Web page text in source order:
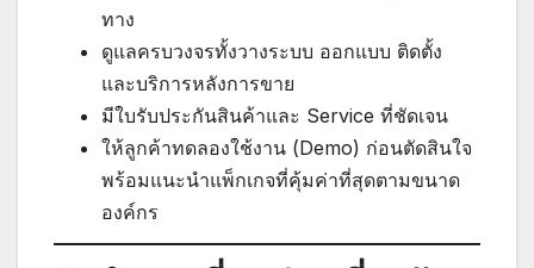
ทาง
ดูแลครบวงจรทั้งวางระบบ ออกแบบ ติดตั้ง
และบริการหลังการขาย
มีใบรับประกันสินค้าและ Service ที่ชัดเจน
ให้ลูกค้าทดลองใช้งาน (Demo) ก่อนตัดสินใจ
พร้อมแนะนำแพ็กเกจที่คุ้มค่าที่สุดตามขนาด
องค์กร